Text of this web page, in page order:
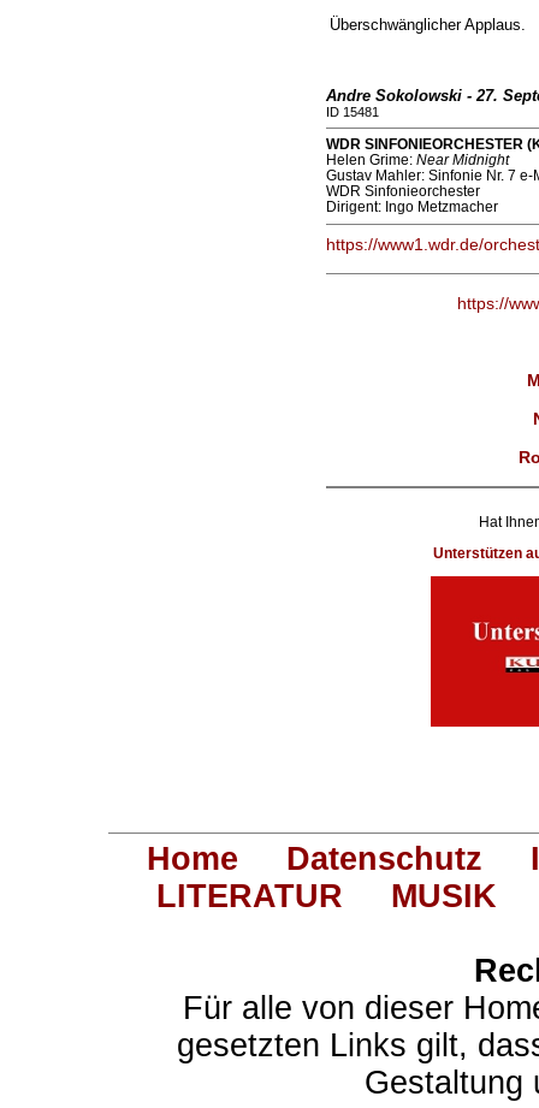
Überschwänglicher Applaus.
Andre Sokolowski - 27.
ID 15481
WDR SINFONIEORCHESTER
Helen Grime: Near Midnight
Gustav Mahler: Sinfonie Nr. 7 e-
WDR Sinfonieorchester
Dirigent: Ingo Metzmacher
https://www1.wdr.de/
https://
Hat
Unterstützen
Home Datenschutz
LITERATUR
MUSIK
Für alle von dieser
gesetzten Links gilt,
Gestaltung